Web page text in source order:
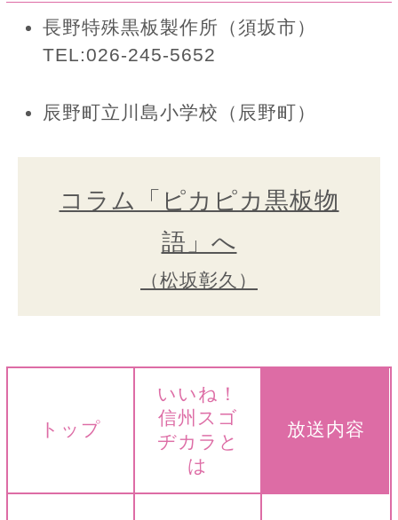
長野特殊黒板製作所（須坂市）
TEL:026-245-5652
辰野町立川島小学校（辰野町）
コラム「ピカピカ黒板物
語」へ
（松坂彰久）
トップ
いいね！
信州スゴ
ヂカラと
は
放送内容